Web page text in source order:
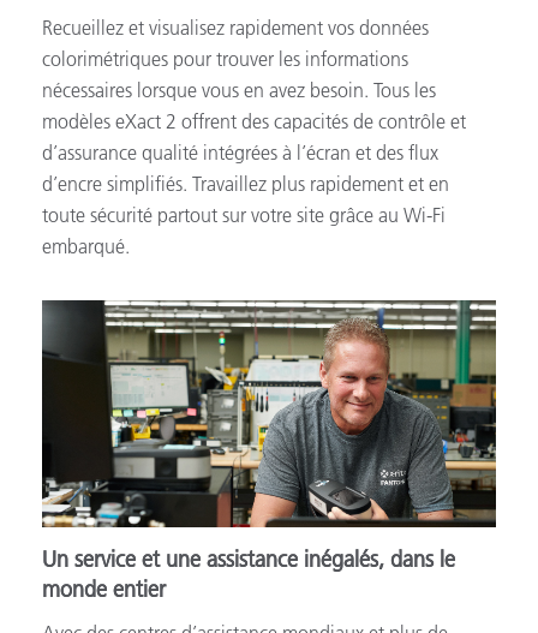
Recueillez et visualisez rapidement vos données
colorimétriques pour trouver les informations
nécessaires lorsque vous en avez besoin. Tous les
modèles eXact 2 offrent des capacités de contrôle et
d’assurance qualité intégrées à l’écran et des flux
d’encre simplifiés. Travaillez plus rapidement et en
toute sécurité partout sur votre site grâce au Wi-Fi
embarqué.
Un service et une assistance inégalés, dans le
monde entier